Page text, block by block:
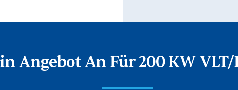
Angebot An Für 200 KW